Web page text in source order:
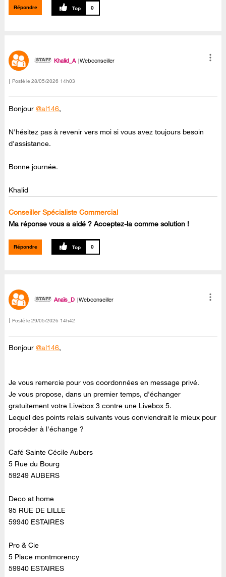
Répondre 0
Khalid_A Webconseiller
Posté le ‎28/05/2026 14h03
Bonjour@al146,
N'hésitez pas à revenir vers moi si vous avez toujours besoin
d'assistance.
Bonne journée.
Khalid
Conseiller Spécialiste Commercial
Ma réponse vous a aidé ? Acceptez-la comme solution !
Répondre 0
Anaïs_D Webconseiller
Posté le ‎29/05/2026 14h42
Bonjour@al146,
Je vous remercie pour vos coordonnées en message privé.
Je vous propose, dans un premier temps, d'échanger
gratuitement votre Livebox 3 contre une Livebox 5.
Lequel des points relais suivants vous conviendrait le mieux pour
procéder à l'échange ?
Café Sainte Cécile Aubers
5 Rue du Bourg
59249 AUBERS
Deco at home
95 RUE DE LILLE
59940 ESTAIRES
Pro & Cie
5 Place montmorency
59940 ESTAIRES